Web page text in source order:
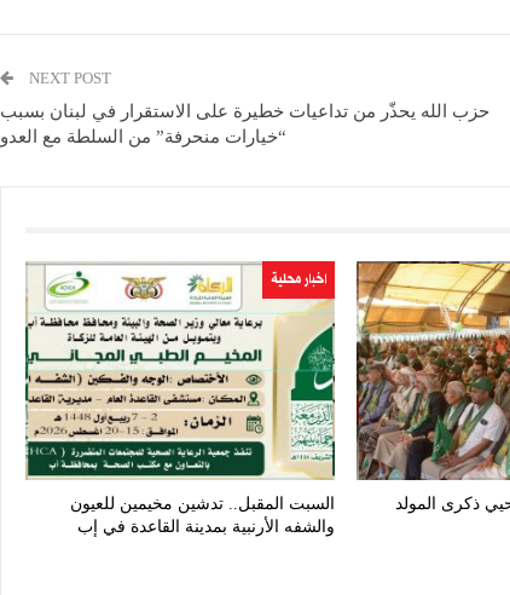
NEXT POST
حزب الله يحذّر من تداعيات خطيرة على الاستقرار في لبنان بسبب
“خيارات منحرفة” من السلطة مع العدو
ذكرى المولد
اخبار محلية
السبت المقبل.. تدشين مخيمين للعيون
والشفه الأرنبية بمدينة القاعدة في إب